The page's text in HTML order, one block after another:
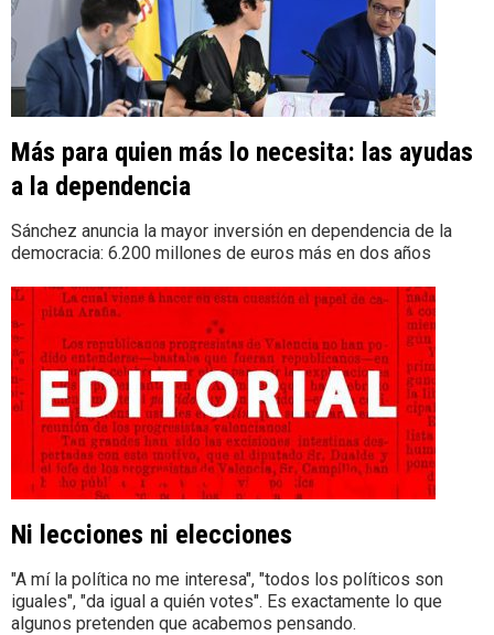
Más para quien más lo necesita: las ayudas
a la dependencia
Sánchez anuncia la mayor inversión en dependencia de la
democracia: 6.200 millones de euros más en dos años
Ni lecciones ni elecciones
"A mí la política no me interesa", "todos los políticos son
iguales", "da igual a quién votes". Es exactamente lo que
algunos pretenden que acabemos pensando.